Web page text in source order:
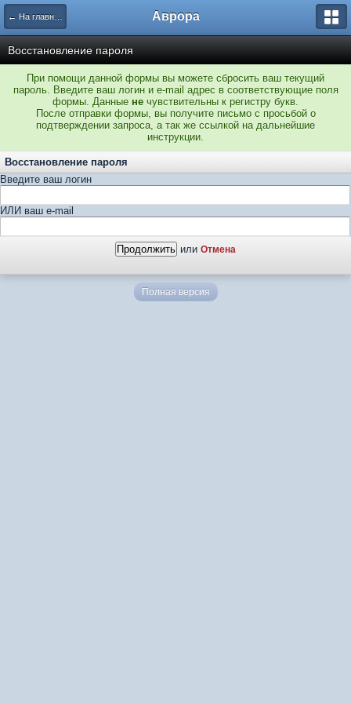
← На главную Аврора
Восстановление пароля
При помощи данной формы вы можете сбросить ваш текущий
пароль. Введите ваш логин и e-mail адрес в соответствующие поля
формы. Данные не чувствительны к регистру букв.
После отправки формы, вы получите письмо с просьбой о
подтверждении запроса, а так же ссылкой на дальнейшие
инструкции.
Восстановление пароля
Введите ваш логин
ИЛИ ваш e-mail
или Отмена
Полная версия